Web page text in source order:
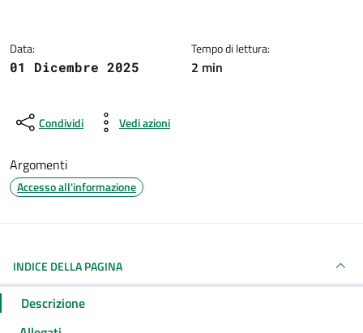
Data:
01 Dicembre 2025
Tempo di lettura:
2 min
Condividi Vedi azioni
Argomenti
Accesso all'informazione
INDICE DELLA PAGINA
Descrizione